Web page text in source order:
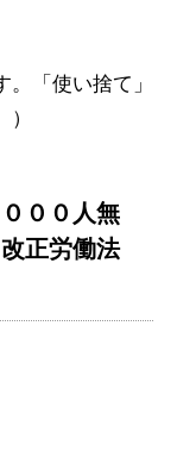
。「使い捨て」
００人無
正労働法